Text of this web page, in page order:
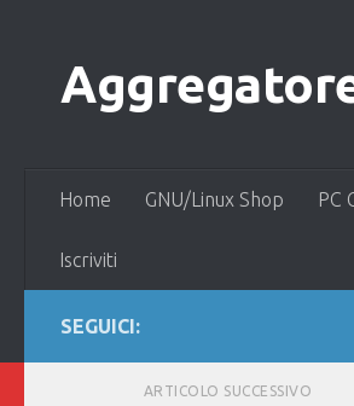
Home GNU/Linux Shop PC
Iscriviti
SEGUICI:
ARTICOLO SUCCESSIVO